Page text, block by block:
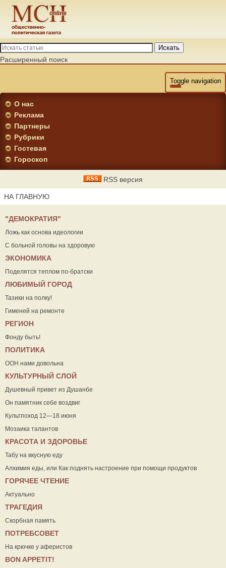
Искать
Расширенный поиск
Toggle navigation
О нас
Реклама
Партнеры
Рубрики
Гостевая
Гороскоп
RSS версия
НА ГЛАВНУЮ
"ДЕМОКРАТИЯ"
Ложь как основа идеологии
С больной головы на здоровую
ЭКОНОМИКА
Поделятся теплом по-братски
ЛЮБИМЫЙ ГОРОД
Тазики на полку!
Гименей на ремонте
РЕГИОН
Фонду быть!
ПОЛИТИКА
ООН нами довольна
КУЛЬТУРНЫЙ СЛОЙ
Душевный привет из Душанбе
Он памятник себе воздвиг
Культпоход 12—18 июня
Мозаика талантов
КРАСОТА И ЗДОРОВЬЕ
Табу на вкусную еду
Алхимия еды, или Как поднять настроение при помощи продуктов
ГОРЯЧЕЕ ЧТЕНИЕ
Актуально
ТРАГЕДИЯ
Скорбная память
ПОТРЕБСОВЕТ
На крючке у аферистов
ВON APPETIT!